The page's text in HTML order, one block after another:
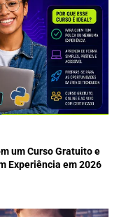
um Curso Gratuito e
Experiência em 2026